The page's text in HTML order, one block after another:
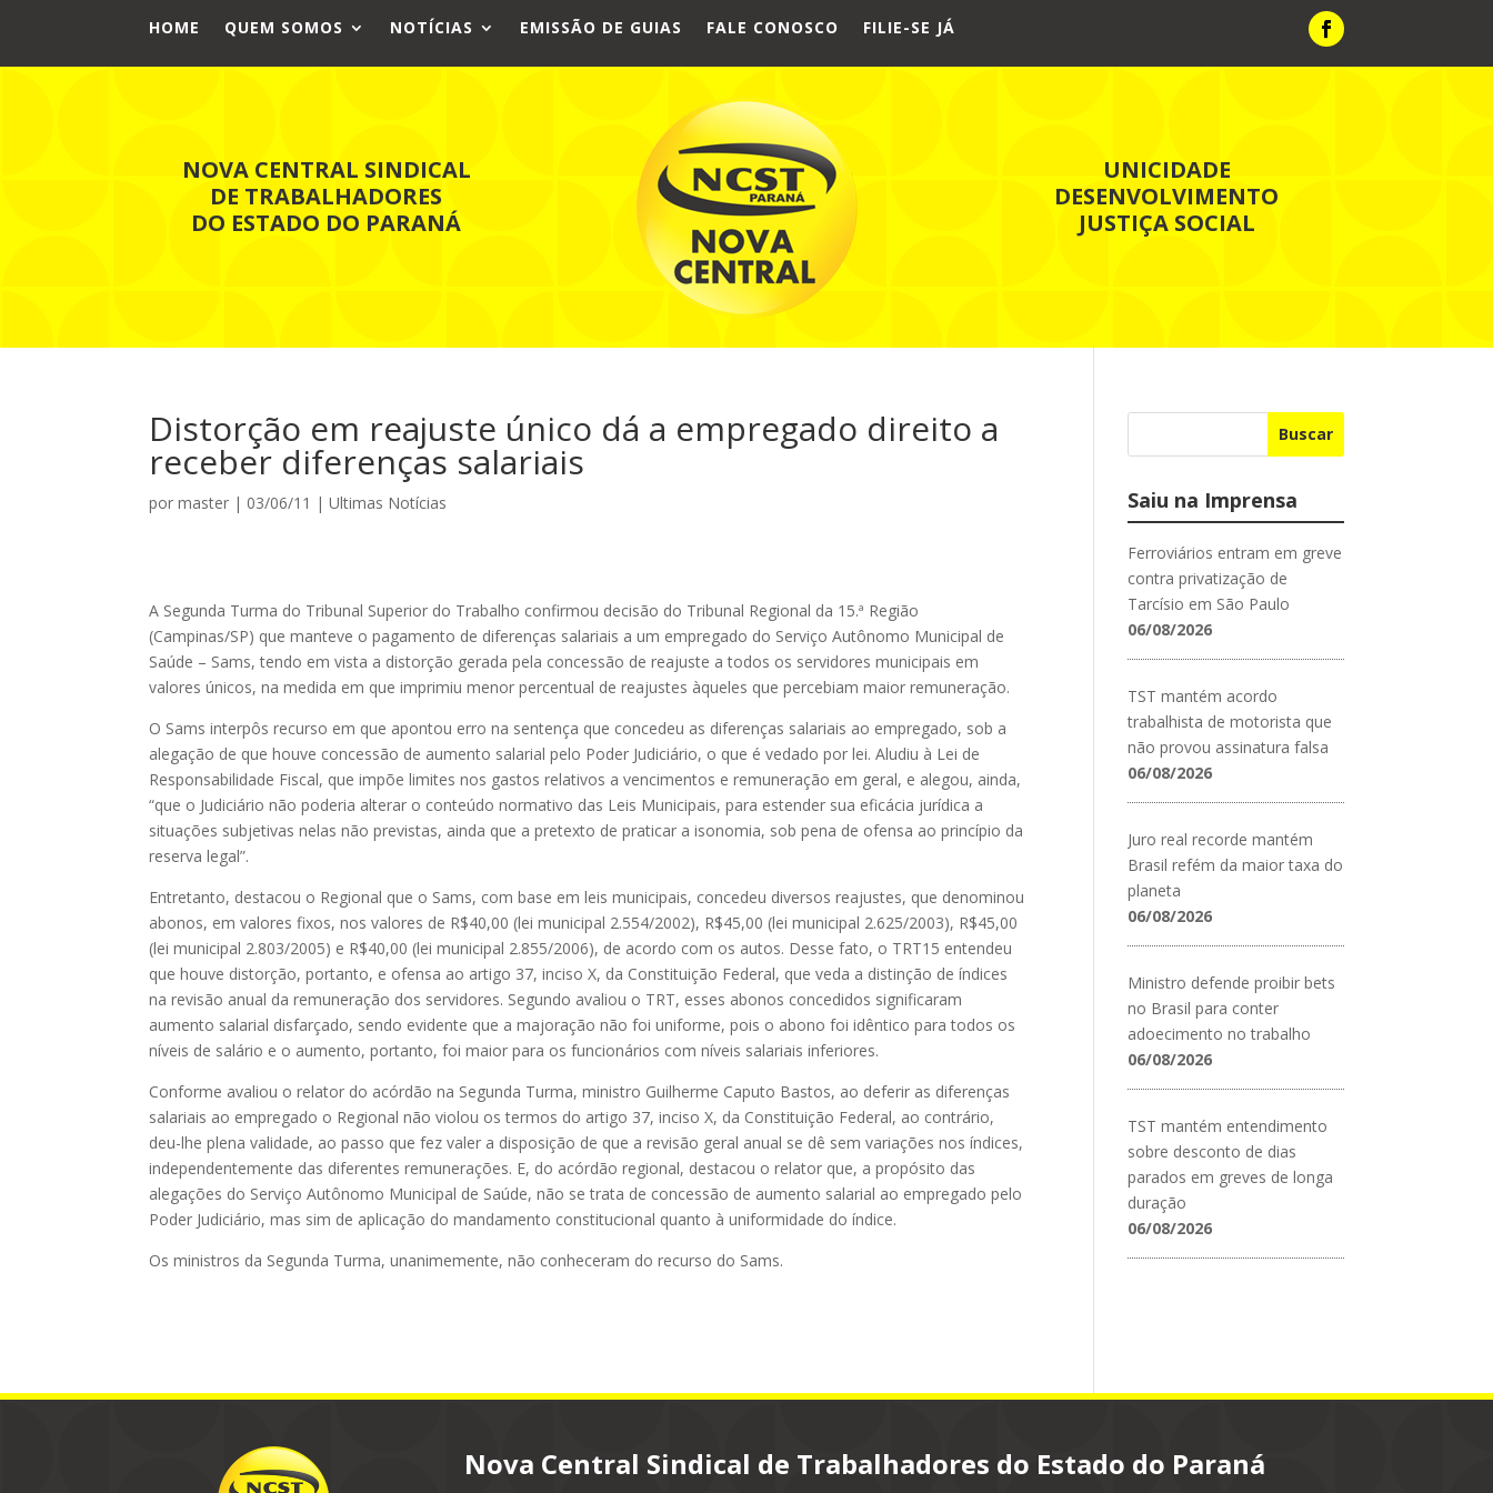
HOME QUEM SOMOS NOTÍCIAS EMISSÃO DE GUIAS FALE CONOSCO FILIE-SE JÁ
NOVA CENTRAL SINDICAL
DE TRABALHADORES
DO ESTADO DO PARANÁ
UNICIDADE
DESENVOLVIMENTO
JUSTIÇA SOCIAL
Distorção em reajuste único dá a empregado direito a
receber diferenças salariais
pormaster | 03/06/11 |Ultimas Notícias
A Segunda Turma do Tribunal Superior do Trabalho confirmou decisão do Tribunal Regional da 15.ª Região
(Campinas/SP) que manteve o pagamento de diferenças salariais a um empregado do Serviço Autônomo Municipal de
Saúde – Sams, tendo em vista a distorção gerada pela concessão de reajuste a todos os servidores municipais em
valores únicos, na medida em que imprimiu menor percentual de reajustes àqueles que percebiam maior remuneração.
O Sams interpôs recurso em que apontou erro na sentença que concedeu as diferenças salariais ao empregado, sob a
alegação de que houve concessão de aumento salarial pelo Poder Judiciário, o que é vedado por lei. Aludiu à Lei de
Responsabilidade Fiscal, que impõe limites nos gastos relativos a vencimentos e remuneração em geral, e alegou, ainda,
“que o Judiciário não poderia alterar o conteúdo normativo das Leis Municipais, para estender sua eficácia jurídica a
situações subjetivas nelas não previstas, ainda que a pretexto de praticar a isonomia, sob pena de ofensa ao princípio da
reserva legal”.
Entretanto, destacou o Regional que o Sams, com base em leis municipais, concedeu diversos reajustes, que denominou
abonos, em valores fixos, nos valores de R$40,00 (lei municipal 2.554/2002), R$45,00 (lei municipal 2.625/2003), R$45,00
(lei municipal 2.803/2005) e R$40,00 (lei municipal 2.855/2006), de acordo com os autos. Desse fato, o TRT15 entendeu
que houve distorção, portanto, e ofensa ao artigo 37, inciso X, da Constituição Federal, que veda a distinção de índices
na revisão anual da remuneração dos servidores. Segundo avaliou o TRT, esses abonos concedidos significaram
aumento salarial disfarçado, sendo evidente que a majoração não foi uniforme, pois o abono foi idêntico para todos os
níveis de salário e o aumento, portanto, foi maior para os funcionários com níveis salariais inferiores.
Conforme avaliou o relator do acórdão na Segunda Turma, ministro Guilherme Caputo Bastos, ao deferir as diferenças
salariais ao empregado o Regional não violou os termos do artigo 37, inciso X, da Constituição Federal, ao contrário,
deu-lhe plena validade, ao passo que fez valer a disposição de que a revisão geral anual se dê sem variações nos índices,
independentemente das diferentes remunerações. E, do acórdão regional, destacou o relator que, a propósito das
alegações do Serviço Autônomo Municipal de Saúde, não se trata de concessão de aumento salarial ao empregado pelo
Poder Judiciário, mas sim de aplicação do mandamento constitucional quanto à uniformidade do índice.
Os ministros da Segunda Turma, unanimemente, não conheceram do recurso do Sams.
Buscar
Saiu na Imprensa
Ferroviários entram em greve
contra privatização de
Tarcísio em São Paulo
06/08/2026
TST mantém acordo
trabalhista de motorista que
não provou assinatura falsa
06/08/2026
Juro real recorde mantém
Brasil refém da maior taxa do
planeta
06/08/2026
Ministro defende proibir bets
no Brasil para conter
adoecimento no trabalho
06/08/2026
TST mantém entendimento
sobre desconto de dias
parados em greves de longa
duração
06/08/2026
Nova Central Sindical de Trabalhadores do Estado do Paraná